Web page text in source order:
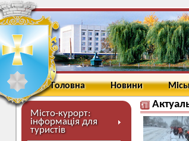
Головна Новини
Місто-курорт:
інформація для
туристів